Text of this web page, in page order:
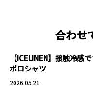
合わせ
【ICELINEN】接触冷感
ポロシャツ
2026.05.21